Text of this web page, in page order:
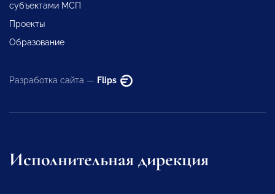
субъектами МСП
Проекты
Образование
Разработка сайта — Flips
Исполнительная дирекция